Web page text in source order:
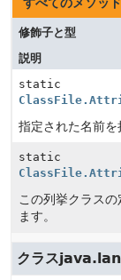
修飾子と型
説明
static
指定された名前を
static
この列挙クラス
ます。
クラス